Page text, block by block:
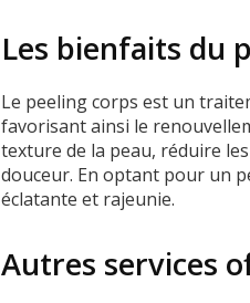
Les bienfaits du
Le peeling corps est un
favorisant ainsi le
texture de la peau, réduire
douceur. En optant pour un
éclatante et rajeunie.
Autres services